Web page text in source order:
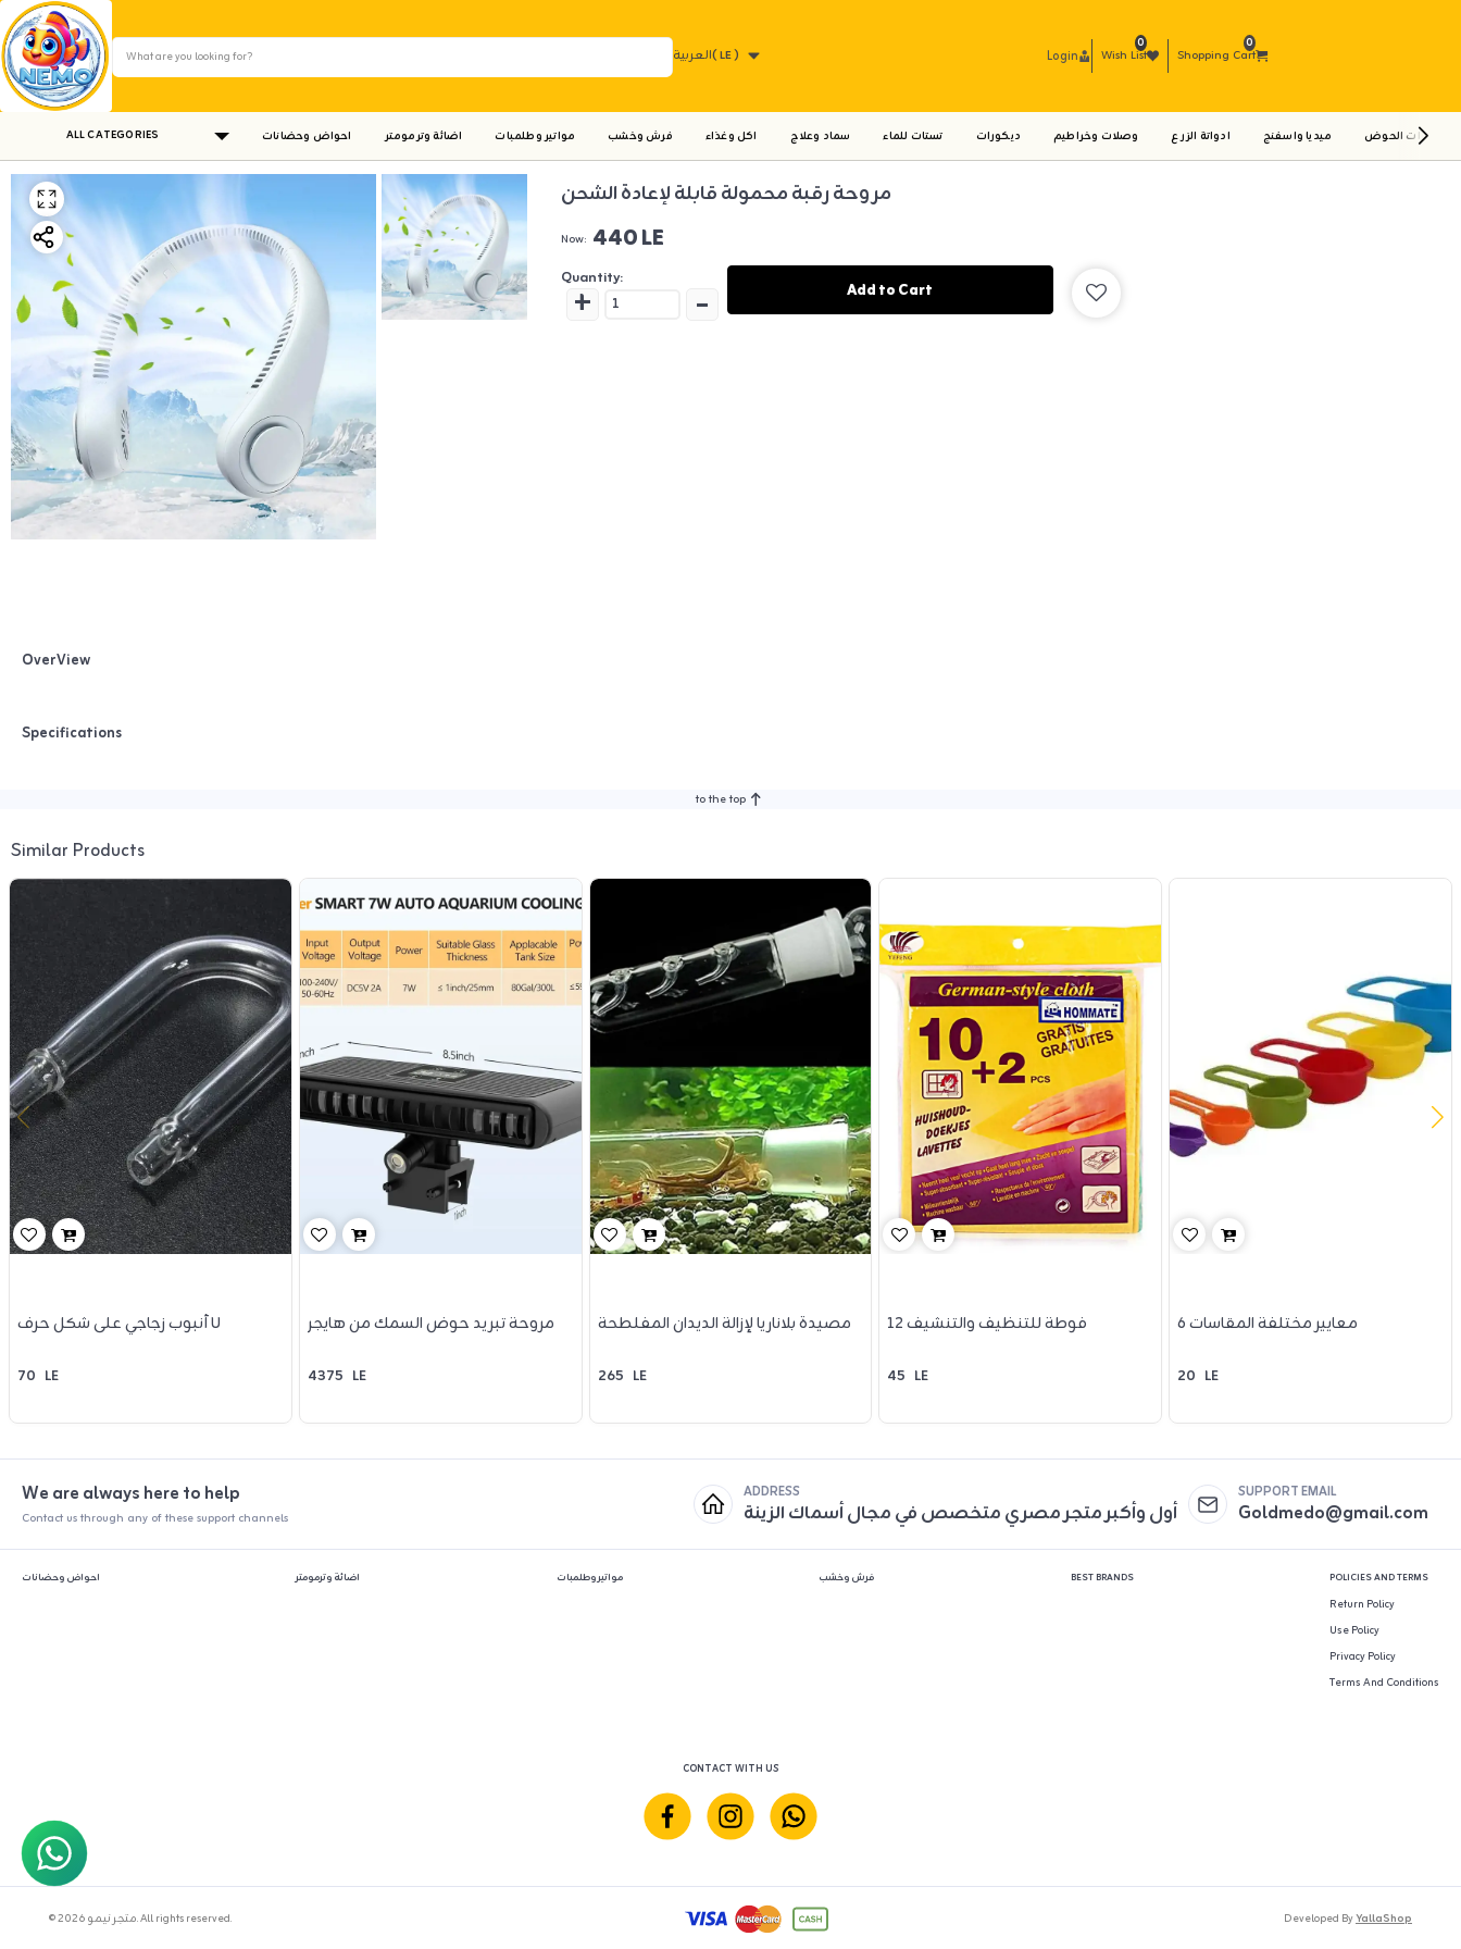
العربية( LE ) Login Wish List
0
Shopping Cart
0
ALL CATEGORIES احواض وحضانات اضائة وترمومتر مواتير وطلمبات فرش وخشب اكل وغذاء سماد وعلاج تستات للماء ديكورات وصلات وخراطيم ادواتة الزرع ميديا واسفنج ادوات الحوض
مروحة رقبة محمولة قابلة لإعادة الشحن
Now: 440 LE
Quantity:
+ - Add to Cart
OverView
Specifications
to the top
Similar Products
أنبوب زجاجي على شكل حرف U
70 LE
مروحة تبريد حوض السمك من هايجر
4375 LE
مصيدة بلاناريا لإزالة الديدان المفلطحة
265 LE
12 فوطة للتنظيف والتنشيف
45 LE
6 معايير مختلفة المقاسات
20 LE
We are always here to help
Contact us through any of these support channels
ADDRESS
أول وأكبر متجر مصري متخصص في مجال أسماك الزينة
SUPPORT EMAIL
Goldmedo@gmail.com
احواض وحضانات اضائة وترمومتر مواتير وطلمبات فرش وخشب BEST BRANDS POLICIES AND TERMS
Return Policy
Use Policy
Privacy Policy
Terms And Conditions
CONTACT WITH US
© 2026 متجر نيمو. All rights reserved. Developed ByYallaShop